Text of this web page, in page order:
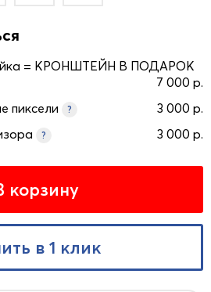
= КРОНШТЕЙН В ПОДАРОК
7 000 р.
пиксели
?
3 000 р.
? 3 000 р.
корзину
в 1 клик